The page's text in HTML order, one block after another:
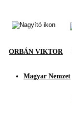
ORBÁN VIKTOR
Magyar Nemzet